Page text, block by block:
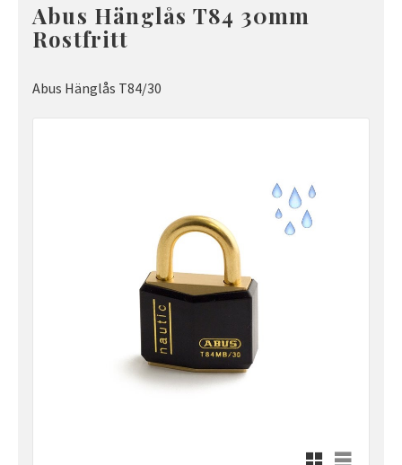
Abus Hänglås T84 30mm
Rostfritt
Abus Hänglås T84/30
Rutnätsvy
Listvy